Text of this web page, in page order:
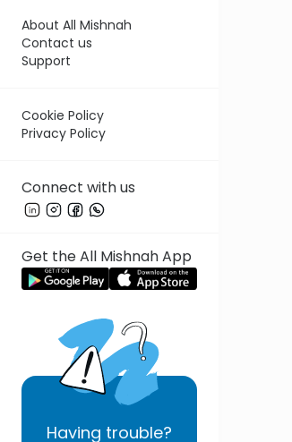
About All Mishnah
Contact us
Support
Cookie Policy
Privacy Policy
Connect with us
Get the All Mishnah App
Having trouble?